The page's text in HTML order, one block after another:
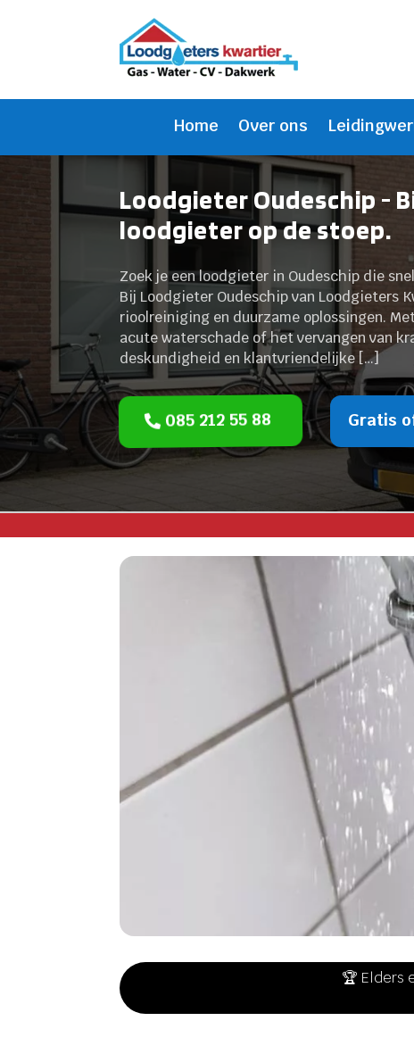
Home Over ons
Loodgieter Oudeschip -
loodgieter op de stoep.
Zoek je een loodgieter in Oudeschip die
Bij Loodgieter Oudeschip van Loodgieters
rioolreiniging en duurzame oplossingen.
acute waterschade of het vervangen van
deskundigheid en klantvriendelijke […]
085 212 55 88 Gratis
🏆 Elders